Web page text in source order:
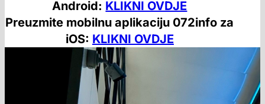
Android: KLIKNI OVDJE
Preuzmite mobilnu aplikaciju 072info za
iOS: KLIKNI OVDJE